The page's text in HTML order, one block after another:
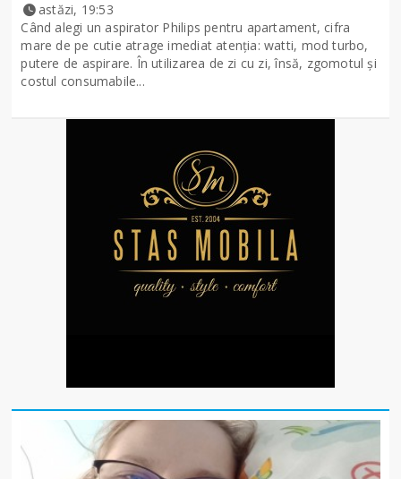
astăzi, 19:53
Când alegi un aspirator Philips pentru apartament, cifra
mare de pe cutie atrage imediat atenția: watti, mod turbo,
putere de aspirare. În utilizarea de zi cu zi, însă, zgomotul și
costul consumabile...